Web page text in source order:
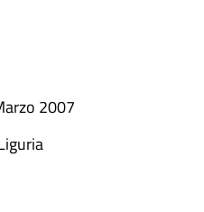
2007